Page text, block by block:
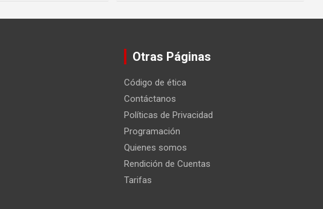
Otras Páginas
Código de ética
Contáctanos
Políticas de Privacidad
Programación
Quienes somos
Rendición de Cuentas
Tarifas